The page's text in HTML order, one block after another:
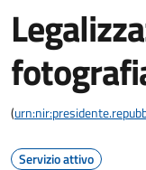
(
Servizio attivo